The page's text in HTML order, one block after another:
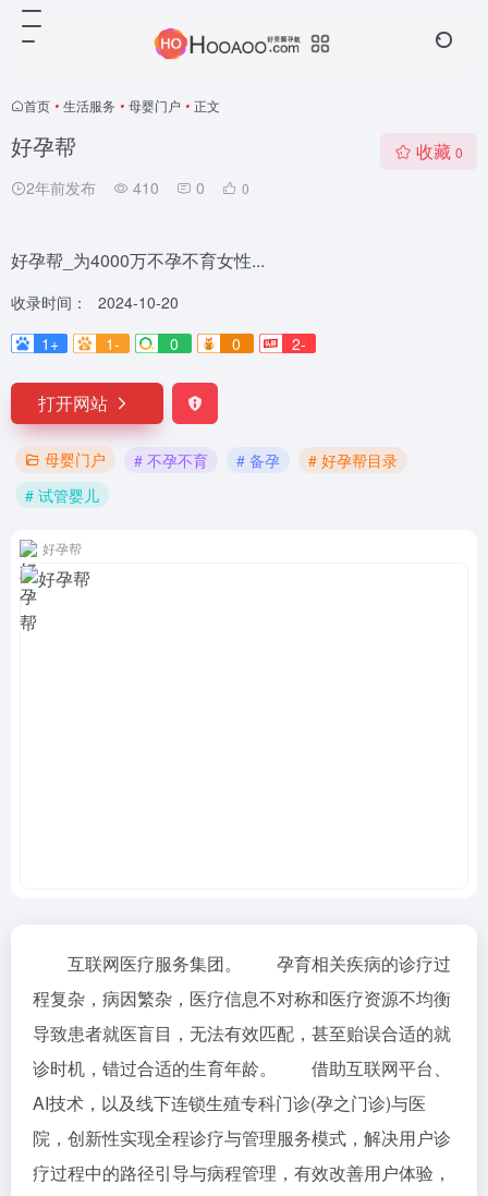
首页 • 生活服务 • 母婴门户 • 正文
好孕帮
2年前发布 410 0 0
收藏 0
好孕帮_为4000万不孕不育女性...
收录时间：
2024-10-20
1+
1- 0 0 2-
打开网站
母婴门户 # 不孕不育 # 备孕
# 好孕帮目录
# 试管婴儿
好孕帮
互联网医疗服务集团。 孕育相关疾病的诊疗过
程复杂，病因繁杂，医疗信息不对称和医疗资源不均衡
导致患者就医盲目，无法有效匹配，甚至贻误合适的就
诊时机，错过合适的生育年龄。 借助互联网平台、
AI技术，以及线下连锁生殖专科门诊(孕之门诊)与医
院，创新性实现全程诊疗与管理服务模式，解决用户诊
疗过程中的路径引导与病程管理，有效改善用户体验，